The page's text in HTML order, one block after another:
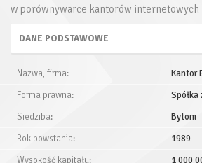
w porównywarce kantorów internetowych
DANE PODSTAWOWE
Nazwa, firma:
Kantor
Forma prawna:
Spółka
Siedziba:
Bytom
Rok powstania:
1989
Wysokość kapitału:
1 000